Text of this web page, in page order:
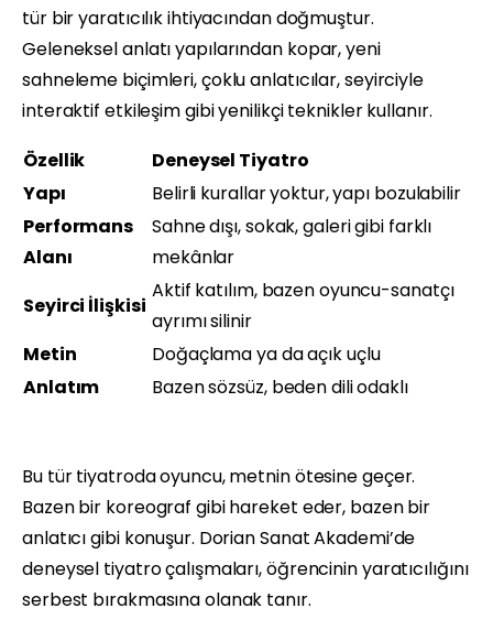
tür bir yaratıcılık ihtiyacından doğmuştur.
Geleneksel anlatı yapılarından kopar, yeni
sahneleme biçimleri, çoklu anlatıcılar, seyirciyle
interaktif etkileşim gibi yenilikçi teknikler kullanır.
Özellik
Deneysel Tiyatro
Yapı
Belirli kurallar yoktur, yapı bozulabilir
Performans
Alanı
Sahne dışı, sokak, galeri gibi farklı
mekânlar
Seyirci İlişkisi
Aktif katılım, bazen oyuncu-sanatçı
ayrımı silinir
Metin
Doğaçlama ya da açık uçlu
Anlatım
Bazen sözsüz, beden dili odaklı
Bu tür tiyatroda oyuncu, metnin ötesine geçer.
Bazen bir koreograf gibi hareket eder, bazen bir
anlatıcı gibi konuşur. Dorian Sanat Akademi’de
deneysel tiyatro çalışmaları, öğrencinin yaratıcılığını
serbest bırakmasına olanak tanır.